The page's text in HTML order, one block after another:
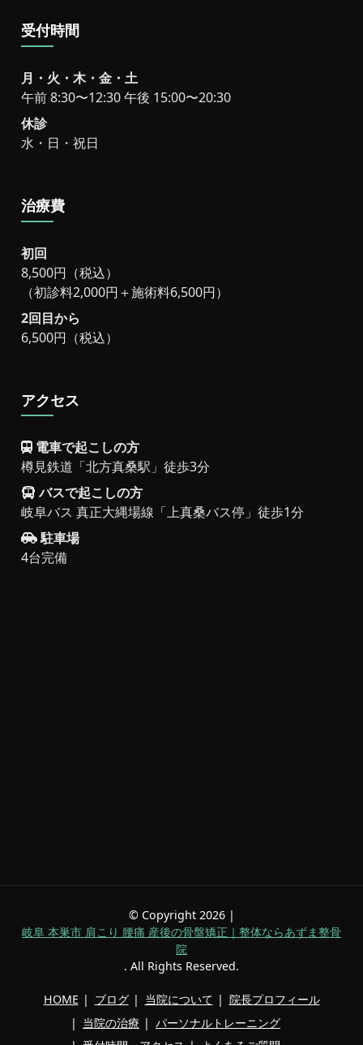
受付時間
月・火・木・金・土
午前 8:30〜12:30 午後 15:00〜20:30
休診
水・日・祝日
治療費
初回
8,500円（税込）
（初診料2,000円＋施術料6,500円）
2回目から
6,500円（税込）
アクセス
電車で起こしの方
樽見鉄道「北方真桑駅」徒歩3分
バスで起こしの方
岐阜バス 真正大縄場線「上真桑バス停」徒歩1分
駐車場
4台完備
© Copyright 2026 |
岐阜 本巣市 肩こり 腰痛 産後の骨盤矯正｜整体ならあずま整骨
院
. All Rights Reserved.
HOME ブログ 当院について
院長プロフィール
当院の治療
パーソナルトレーニング